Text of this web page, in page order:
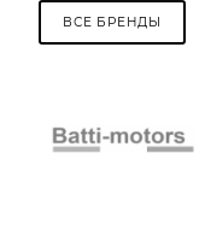
ВСЕ БРЕНДЫ